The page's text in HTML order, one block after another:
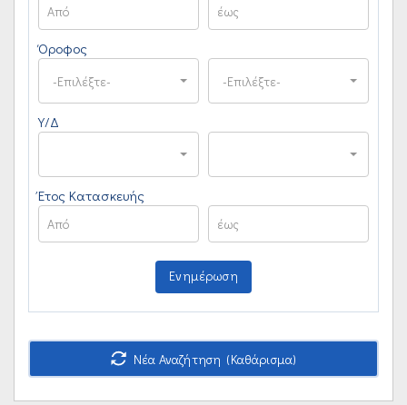
Όροφος
-Επιλέξτε- -Επιλέξτε-
Υ/Δ
Έτος Κατασκευής
Ενημέρωση
Νέα Αναζήτηση (Καθάρισμα)